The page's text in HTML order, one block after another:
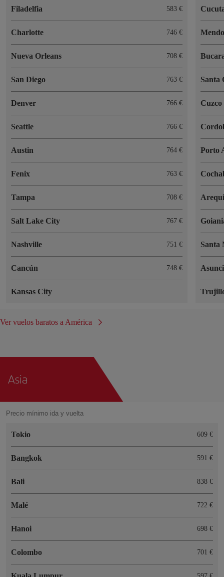
Filadelfia 583 €
Charlotte 746 €
Nueva Orleans 708 €
San Diego 763 €
Denver 766 €
Seattle 766 €
Austin 764 €
Fenix 763 €
Tampa 708 €
Salt Lake City 767 €
Nashville 751 €
Cancún 748 €
Kansas City
Santa
Cuzco
Porto
Santa
Ver vuelos baratos a América
Asia
Precio mínimo ida y vuelta
Tokio 609 €
Bangkok 591 €
Bali 838 €
Malé 722 €
Hanoi 698 €
Colombo 701 €